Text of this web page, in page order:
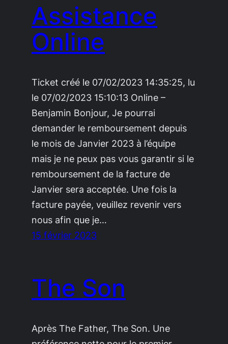
Assistance
Online
Ticket créé le 07/02/2023 14:35:25, lu
le 07/02/2023 15:10:13 Online –
Benjamin Bonjour, Je pourrai
demander le remboursement depuis
le mois de Janvier 2023 à l’équipe
mais je ne peux pas vous garantir si le
remboursement de la facture de
Janvier sera acceptée. Une fois la
facture payée, veuillez revenir vers
nous afin que je…
15 février 2023
The Son
Après The Father, The Son. Une